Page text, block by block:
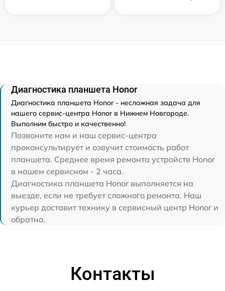
Диагностика планшета Honor
Диагностика планшета Honor - несложная задача для
нашего сервис-центра Honor в Нижнем Новгороде.
Выполним быстро и качественно!
Позвоните нам и наш сервис-центра
проконсультирует и озвучит стоимость работ
планшета. Среднее время ремонта устройств Honor
в нашем сервисном - 2 часа.
Диагностика планшета Honor выполняется на
выезде, если не требует сложного ремонта. Наш
курьер доставит технику в сервисный центр Honor и
обратно.
Контакты